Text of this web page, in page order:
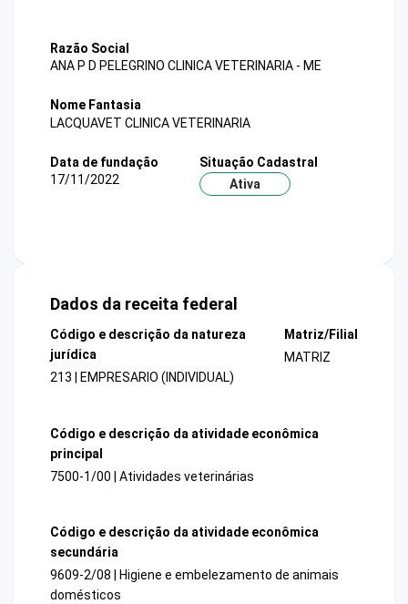
Razão Social
ANA P D PELEGRINO CLINICA VETERINARIA - ME
Nome Fantasia
LACQUAVET CLINICA VETERINARIA
Data de fundação
17/11/2022
Situação Cadastral
Ativa
Dados da receita federal
Código e descrição da natureza
jurídica
213 | EMPRESARIO (INDIVIDUAL)
Matriz/Filial
MATRIZ
Código e descrição da atividade econômica
principal
7500-1/00 | Atividades veterinárias
Código e descrição da atividade econômica
secundária
9609-2/08 | Higiene e embelezamento de animais
domésticos